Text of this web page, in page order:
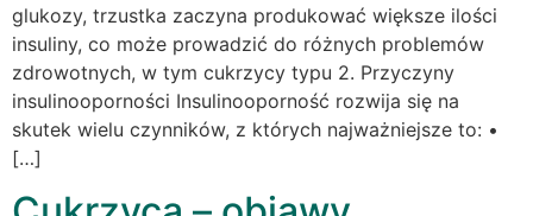
glukozy, trzustka zaczyna produkować większe ilości
insuliny, co może prowadzić do różnych problemów
zdrowotnych, w tym cukrzycy typu 2. Przyczyny
insulinooporności Insulinooporność rozwija się na
skutek wielu czynników, z których najważniejsze to: •
[…]